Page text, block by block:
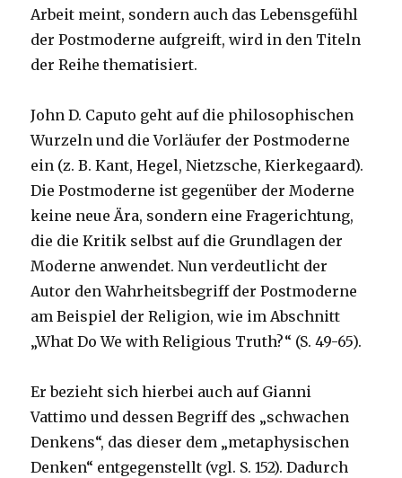
Arbeit meint, sondern auch das Lebensgefühl
der Postmoderne aufgreift, wird in den Titeln
der Reihe thematisiert.
John D. Caputo geht auf die philosophischen
Wurzeln und die Vorläufer der Postmoderne
ein (z. B. Kant, Hegel, Nietzsche, Kierkegaard).
Die Postmoderne ist gegenüber der Moderne
keine neue Ära, sondern eine Fragerichtung,
die die Kritik selbst auf die Grundlagen der
Moderne anwendet. Nun verdeutlicht der
Autor den Wahrheitsbegriff der Postmoderne
am Beispiel der Religion, wie im Abschnitt
„What Do We with Religious Truth?“ (S. 49-65).
Er bezieht sich hierbei auch auf Gianni
Vattimo und dessen Begriff des „schwachen
Denkens“, das dieser dem „metaphysischen
Denken“ entgegenstellt (vgl. S. 152). Dadurch